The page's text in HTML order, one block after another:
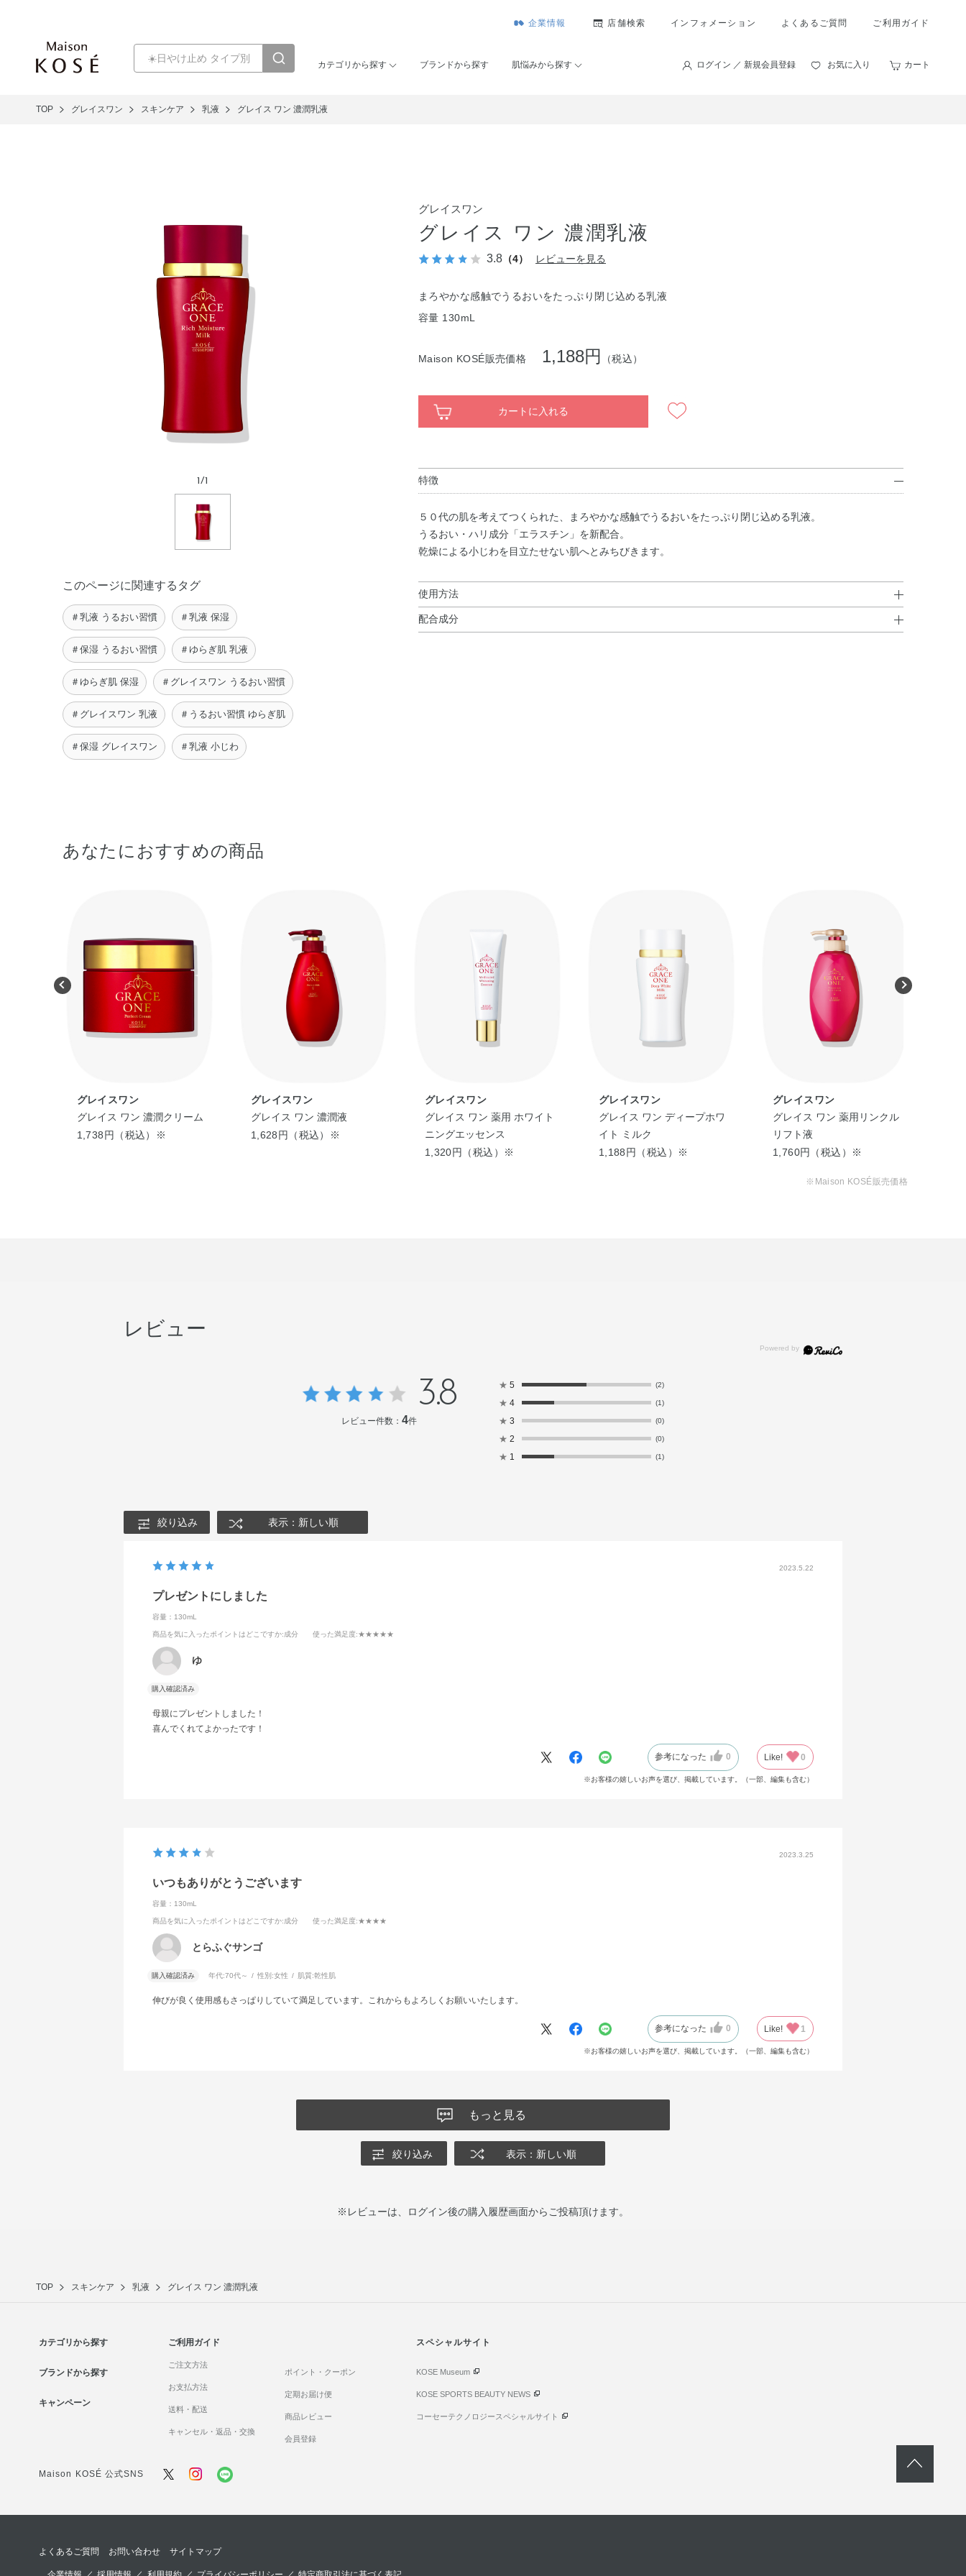
企業情報 店舗検索 インフォメーション よくあるご質問 ご利用ガイド
カテゴリから探す ブランドから探す 肌悩みから探す ログイン ／ 新規会員登録 お気に入り カート
TOP グレイスワン スキンケア 乳液 グレイス ワン 濃潤乳液
1/1
このページに関連するタグ
＃乳液 うるおい習慣 ＃乳液 保湿
＃保湿 うるおい習慣 ＃ゆらぎ肌 乳液
＃ゆらぎ肌 保湿 ＃グレイスワン うるおい習慣
＃グレイスワン 乳液 ＃うるおい習慣 ゆらぎ肌
＃保湿 グレイスワン ＃乳液 小じわ
グレイスワン
グレイス ワン 濃潤乳液
3.8 （4） レビューを見る
まろやかな感触でうるおいをたっぷり閉じ込める乳液
容量 130mL
Maison KOSÉ販売価格 1,188円 （税込）
カートに入れる
特徴
５０代の肌を考えてつくられた、まろやかな感触でうるおいをたっぷり閉じ込める乳液。
うるおい・ハリ成分「エラスチン」を新配合。
乾燥による小じわを目立たせない肌へとみちびきます。
使用方法
使用方法
配合成分
あなたにおすすめの商品
グレイスワン
グレイス ワン 濃潤クリーム
1,738円（税込）※
グレイスワン
グレイス ワン 濃潤液
1,628円（税込）※
グレイスワン
グレイス ワン 薬用 ホワイト
ニングエッセンス
1,320円（税込）※
グレイスワン
グレイス ワン ディープホワ
イト ミルク
1,188円（税込）※
グレイスワン
グレイス ワン 薬用リンクル
リフト液
1,760円（税込）※
※Maison KOSÉ販売価格
レビュー
3.8
レビュー件数： 4件
★ 5 (2)
★ 4 (1)
★ 3 (0)
★ 2 (0)
★ 1 (1)
絞り込み 表示：新しい順
2023.5.22
プレゼントにしました
容量：130mL
商品を気に入ったポイントはどこですか:成分 使った満足度:★★★★★
ゆ
購入確認済み
母親にプレゼントしました！
喜んでくれてよかったです！
参考になった 0 Like! 0
※お客様の嬉しいお声を選び、掲載しています。（一部、編集も含む）
2023.3.25
いつもありがとうございます
容量：130mL
商品を気に入ったポイントはどこですか:成分 使った満足度:★★★★
とらふぐサンゴ
購入確認済み 年代:70代～ 性別:女性 肌質:乾性肌
伸びが良く使用感もさっぱりしていて満足しています。これからもよろしくお願いいたします。
参考になった 0 Like! 1
※お客様の嬉しいお声を選び、掲載しています。（一部、編集も含む）
もっと見る
絞り込み 表示：新しい順
※レビューは、ログイン後の購入履歴画面からご投稿頂けます。
TOP スキンケア 乳液 グレイス ワン 濃潤乳液
カテゴリから探す
ブランドから探す
キャンペーン
ご利用ガイド
ご注文方法
お支払方法
送料・配送
キャンセル・返品・交換
ポイント・クーポン
定期お届け便
商品レビュー
会員登録
スペシャルサイト
KOSE Museum
KOSE SPORTS BEAUTY NEWS
コーセーテクノロジースペシャルサイト
Maison KOSÉ 公式SNS
よくあるご質問 お問い合わせ サイトマップ